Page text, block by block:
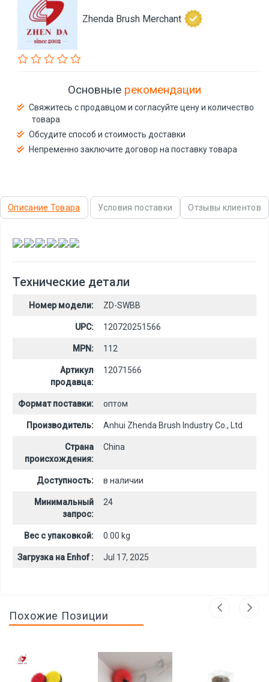
Zhenda Brush Merchant
Основные рекомендации
Свяжитесь с продавцом и согласуйте цену и количество
товара
Обсудите способ и стоимость доставки
Непременно заключите договор на поставку товара
Описание Товара Условия поставки Отзывы клиентов
, , , , ,
Технические детали
Номер модели: ZD-SWBB
UPC: 120720251566
MPN: 112
Артикул
продавца:
12071566
Формат поставки: оптом
Производитель: Anhui Zhenda Brush Industry Co., Ltd
Страна
происхождения:
China
Доступность: в наличии
Минимальный
запрос:
24
Вес с упаковкой: 0.00 kg
Загрузка на Enhof : Jul 17, 2025
Похожие Позиции